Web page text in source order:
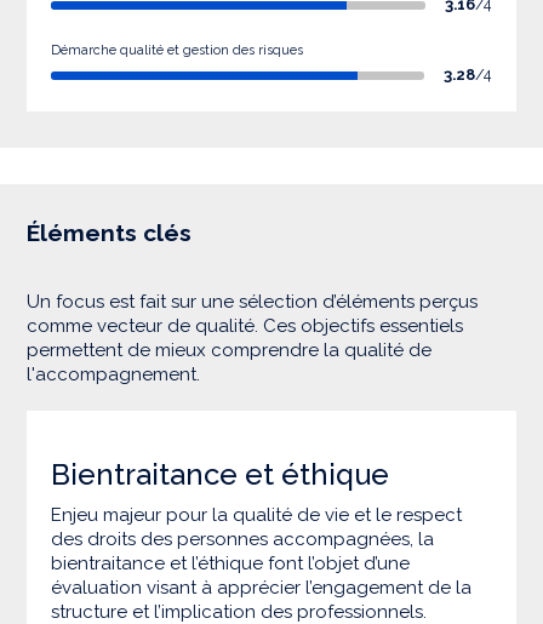
3.16/4
Démarche qualité et gestion des risques
3.28/4
Éléments clés
Un focus est fait sur une sélection d’éléments perçus
comme vecteur de qualité. Ces objectifs essentiels
permettent de mieux comprendre la qualité de
l'accompagnement.
Bientraitance et éthique
Enjeu majeur pour la qualité de vie et le respect
des droits des personnes accompagnées, la
bientraitance et l’éthique font l’objet d’une
évaluation visant à apprécier l’engagement de la
structure et l’implication des professionnels.